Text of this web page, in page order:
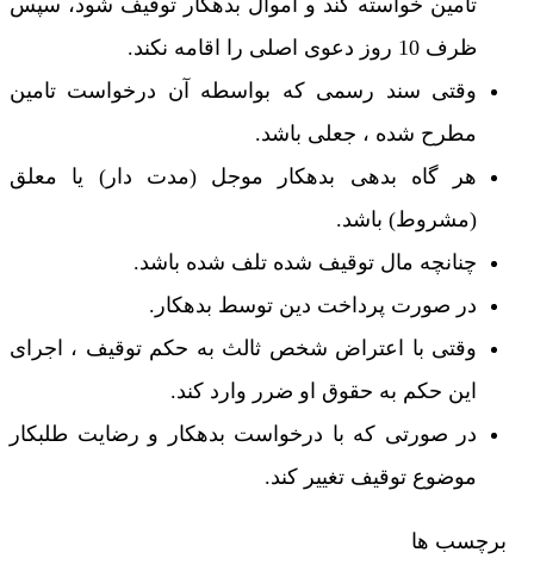
تامین خواسته کند و اموال بدهکار توقیف شود، سپس
ظرف 10 روز دعوی اصلی را اقامه نکند.
وقتی سند رسمی که بواسطه آن درخواست تامین
مطرح شده ، جعلی باشد.
هر گاه بدهی بدهکار موجل (مدت دار) یا معلق
(مشروط) باشد.
چنانچه مال توقیف شده تلف شده باشد.
در صورت پرداخت دین توسط بدهکار.
وقتی با اعتراض شخص ثالث به حکم توقیف ، اجرای
این حکم به حقوق او ضرر وارد کند.
در صورتی که با درخواست بدهکار و رضایت طلبکار
موضوع توقیف تغییر کند.
برچسب ها